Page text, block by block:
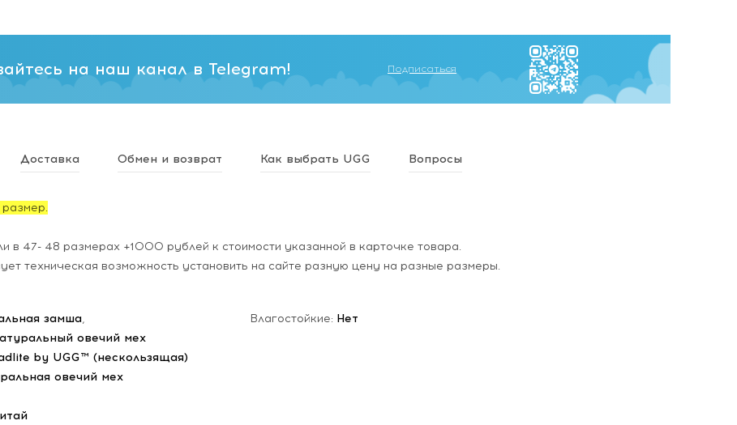
на наш канал в Telegram! Подписаться
Доставка Обмен и возврат Как выбрать UGG Вопросы
в 47- 48 размерах +1000 рублей к стоимости указанной в карточке товара.
техническая возможность установить на сайте разную цену на разные размеры.
замша,
овечий мех
by UGG™ (нескользящая)
овечий мех
Влагостойкие: Нет